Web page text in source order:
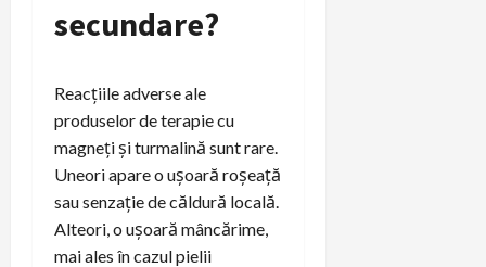
secundare?
Reacțiile adverse ale
produselor de terapie cu
magneți și turmalină sunt rare.
Uneori apare o ușoară roșeață
sau senzație de căldură locală.
Alteori, o ușoară mâncărime,
mai ales în cazul pielii